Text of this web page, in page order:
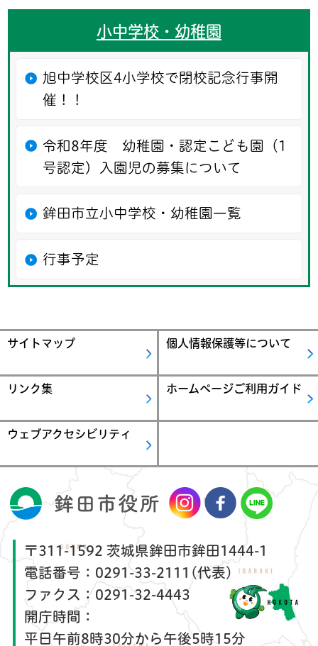
小中学校・幼稚園
旭中学校区4小学校で閉校記念行事開
催！！
令和8年度 幼稚園・認定こども園（1
号認定）入園児の募集について
鉾田市立小中学校・幼稚園一覧
行事予定
サイトマップ 個人情報保護等について
リンク集 ホームページご利用ガイド
ウェブアクセシビリティ
〒311-1592 茨城県鉾田市鉾田1444-1
電話番号： 0291-33-2111(代表)
ファクス： 0291-32-4443
開庁時間：
平日午前8時30分から午後5時15分